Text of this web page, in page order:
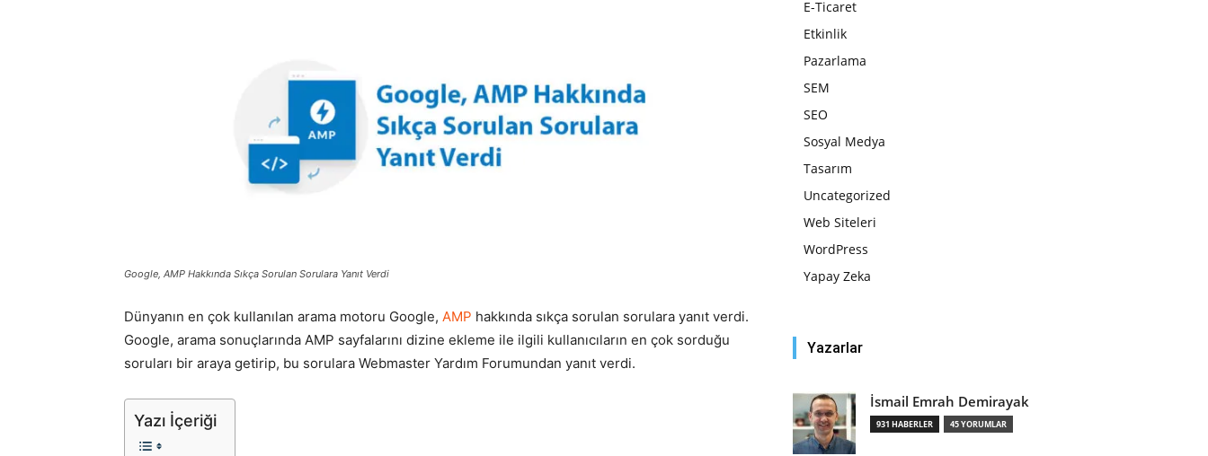
ve
Google, AMP Hakkında Sıkça Sorulan Sorulara Yanıt Verdi
Dünyanın en çok kullanılan arama motoru Google, AMP hakkında sıkça sorulan sorulara yanıt verdi.
Google, arama sonuçlarında AMP sayfalarını dizine ekleme ile ilgili kullanıcıların en çok sorduğu
soruları bir araya getirip, bu sorulara Webmaster Yardım Forumundan yanıt verdi.
Yazı İçeriği
E-Ticaret
Etkinlik
Pazarlama
SEM
SEO
Sosyal Medya
Tasarım
Uncategorized
Web Siteleri
WordPress
Yapay Zeka
Yazarlar
İsmail Emrah Demirayak
931 HABERLER 45 YORUMLAR